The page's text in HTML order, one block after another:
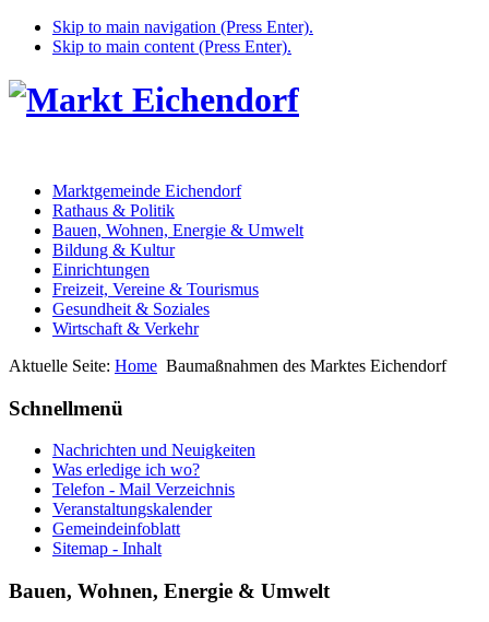
Skip to main navigation (Press Enter).
Skip to main content (Press Enter).
Marktgemeinde Eichendorf
Rathaus & Politik
Bauen, Wohnen, Energie & Umwelt
Bildung & Kultur
Einrichtungen
Freizeit, Vereine & Tourismus
Gesundheit & Soziales
Wirtschaft & Verkehr
Aktuelle Seite: Home Baumaßnahmen des Marktes Eichendorf
Schnellmenü
Nachrichten und Neuigkeiten
Was erledige ich wo?
Telefon - Mail Verzeichnis
Veranstaltungskalender
Gemeindeinfoblatt
Sitemap - Inhalt
Bauen, Wohnen, Energie & Umwelt